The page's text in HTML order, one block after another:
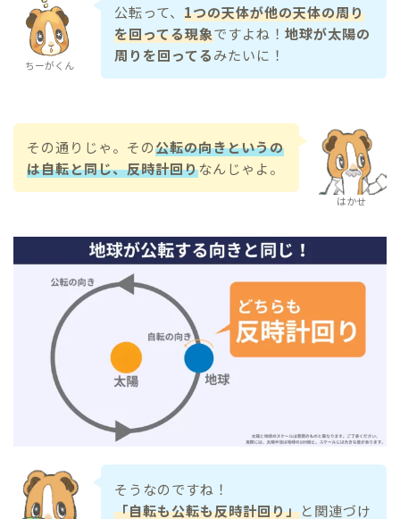
ちーがくん
公転って、 1つの天体が他の天体の周り
を回ってる現象ですよね！ 地球が太陽の
周りを回ってるみたいに！
はかせ
その通りじゃ。その公転の向きというの
は自転と同じ、反時計回りなんじゃよ。
そうなのですね！
「自転も公転も反時計回り」と関連づけ